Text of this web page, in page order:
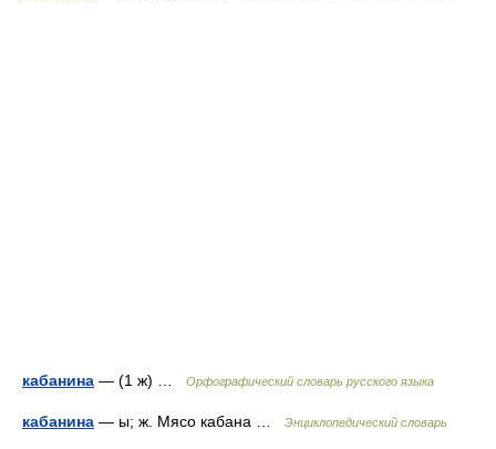
кабанина — (1 ж) … Орфографический словарь русского языка
кабанина — ы; ж. Мясо кабана … Энциклопедический словарь